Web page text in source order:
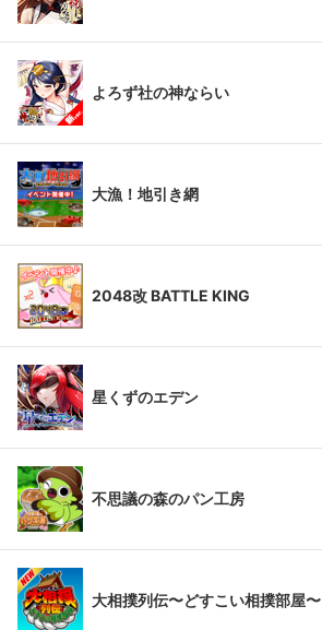
よろず社の神ならい
大漁！地引き網
2048改 BATTLE KING
星くずのエデン
不思議の森のパン工房
大相撲列伝〜どすこい相撲部屋〜